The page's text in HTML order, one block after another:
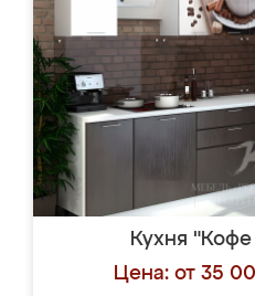
Кухня
Цена: от 35